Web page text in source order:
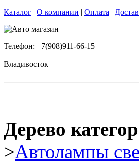
Каталог | О компании | Оплата |
Телефон: +7(908)911-66-15
Владивосток
Дерево
>Автолампы